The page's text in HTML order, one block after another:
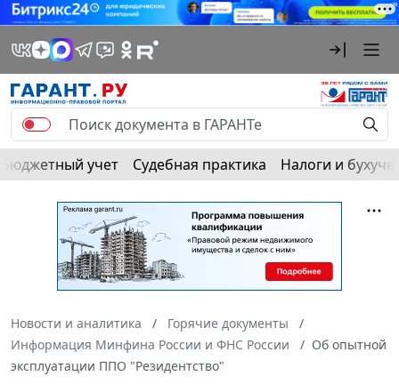
Бюджетный учет Судебная практика Налоги и
Новости и аналитика
Горячие документы
Информация Минфина России и ФНС России
Об опытной
эксплуатации ППО "Резидентство"